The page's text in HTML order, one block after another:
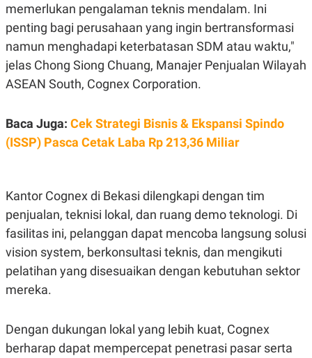
JARINGAN
O
N
T
A
A
D
E
R
E
S
S
E
A
S
D
L
N
G
A
N
A
T
A
K
N
E
R
J
E
E
N
memerlukan pengalaman teknis mendalam. Ini
penting bagi perusahaan yang ingin bertransformasi
namun menghadapi keterbatasan SDM atau waktu,"
jelas Chong Siong Chuang, Manajer Penjualan Wilayah
ASEAN South, Cognex Corporation.
Baca Juga: Cek Strategi Bisnis & Ekspansi Spindo
(ISSP) Pasca Cetak Laba Rp 213,36 Miliar
Kantor Cognex di Bekasi dilengkapi dengan tim
penjualan, teknisi lokal, dan ruang demo teknologi. Di
fasilitas ini, pelanggan dapat mencoba langsung solusi
vision system, berkonsultasi teknis, dan mengikuti
pelatihan yang disesuaikan dengan kebutuhan sektor
mereka.
Dengan dukungan lokal yang lebih kuat, Cognex
berharap dapat mempercepat penetrasi pasar serta